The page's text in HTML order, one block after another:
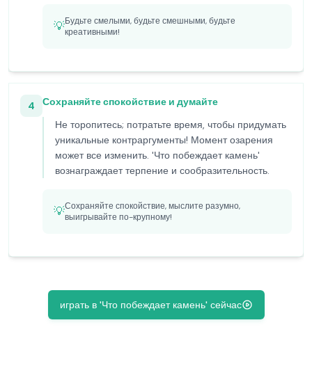
💡Будьте смелыми, будьте смешными, будьте
креативными!
4
Сохраняйте спокойствие и думайте
Не торопитесь; потратьте время, чтобы придумать
уникальные контраргументы! Момент озарения
может все изменить. 'Что побеждает камень'
вознаграждает терпение и сообразительность.
💡Сохраняйте спокойствие, мыслите разумно,
выигрывайте по-крупному!
играть в 'Что побеждает камень' сейчас